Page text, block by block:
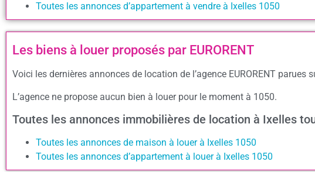
Toutes les annonces d’appartement à vendre à Ixelles 1050
Les biens à louer proposés par EURORENT
Voici les dernières annonces de location de l’agence EURORENT parues
L’agence ne propose aucun bien à louer pour le moment à 1050.
Toutes les annonces immobilières de location à Ixelles
Toutes les annonces de maison à louer à Ixelles 1050
Toutes les annonces d’appartement à louer à Ixelles 1050